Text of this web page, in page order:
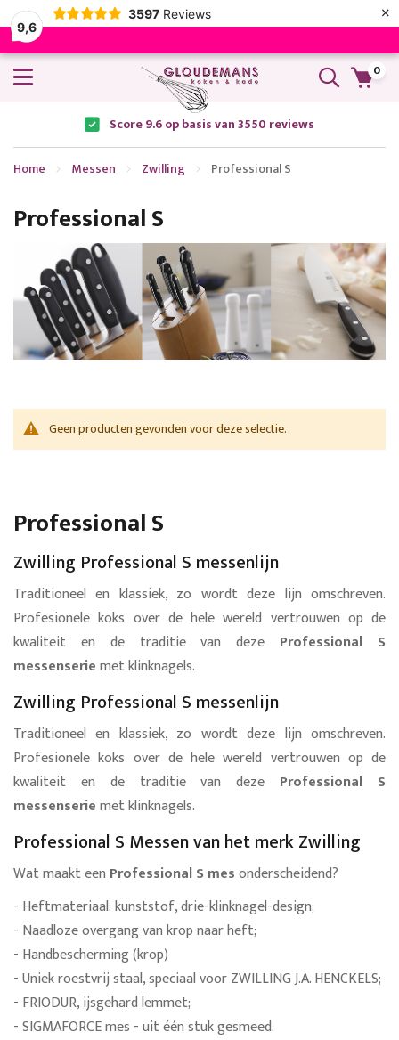
9,6
3597 Reviews ×
0
Score 9.6 op basis van 3550 reviews
Home Messen Zwilling Professional S
Professional S
Geen producten gevonden voor deze selectie.
Professional S
Zwilling Professional S messenlijn
Traditioneel en klassiek, zo wordt deze lijn omschreven.
Profesionele koks over de hele wereld vertrouwen op de
kwaliteit en de traditie van deze Professional S
messenseriemet klinknagels.
Zwilling Professional S messenlijn
Traditioneel en klassiek, zo wordt deze lijn omschreven.
Profesionele koks over de hele wereld vertrouwen op de
kwaliteit en de traditie van deze Professional S
messenseriemet klinknagels.
Professional S Messen van het merk Zwilling
Wat maakt een Professional S mesonderscheidend?
- Heftmateriaal: kunststof, drie-klinknagel-design;
- Naadloze overgang van krop naar heft;
- Handbescherming (krop)
- Uniek roestvrij staal, speciaal voor ZWILLING J.A. HENCKELS;
- FRIODUR, ijsgehard lemmet;
- SIGMAFORCE mes - uit één stuk gesmeed.